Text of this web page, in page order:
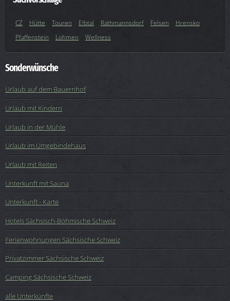
CZ Hütte Touren Elbtal Rathmannsdorf Felsen
Hrensko
Pfaffenstein
Lohmen Wellness
Sonderwünsche
Urlaub auf dem Bauernhof
Urlaub mit Kindern
Urlaub in der Mühle
Urlaub im Umgebindehaus
Urlaub mit Reiten
Unterkunft mit Sauna
Unterkunft - Karte
Hotels Sächsisch-Böhmische Schweiz
Ferienwohnungen Sächsische Schweiz
Privatzimmer Sächsische Schweiz
Camping Sächsische Schweiz
alle Unterkünfte